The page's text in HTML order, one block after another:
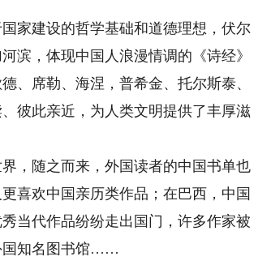
家建设的哲学基础和道德理想，伏尔
滨，体现中国人浪漫情调的《诗经》
、席勒、海涅，普希金、托尔斯泰、
彼此亲近，为人类文明提供了丰厚滋
，随之而来，外国读者的中国书单也
喜欢中国亲历类作品；在巴西，中国
当代作品纷纷走出国门，许多作家被
国知名图书馆……